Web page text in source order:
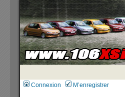
Connexion M’enregistrer